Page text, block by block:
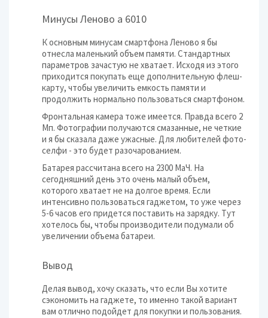
Минусы Леново а 6010
К основным минусам смартфона Леново я бы
отнесла маленький объем памяти. Стандартных
параметров зачастую не хватает. Исходя из этого
приходится покупать еще дополнительную флеш-
карту, чтобы увеличить емкость памяти и
продолжить нормально пользоваться смартфоном.
Фронтальная камера тоже имеется. Правда всего 2
Мп. Фотографии получаются смазанные, не четкие
и я бы сказала даже ужасные. Для любителей фото-
селфи - это будет разочарованием.
Батарея рассчитана всего на 2300 МаЧ. На
сегодняшний день это очень малый объем,
которого хватает не на долгое время. Если
интенсивно пользоваться гаджетом, то уже через
5-6 часов его придется поставить на зарядку. Тут
хотелось бы, чтобы производители подумали об
увеличении объема батареи.
Вывод
Делая вывод, хочу сказать, что если Вы хотите
сэкономить на гаджете, то именно такой вариант
вам отлично подойдет для покупки и пользования.